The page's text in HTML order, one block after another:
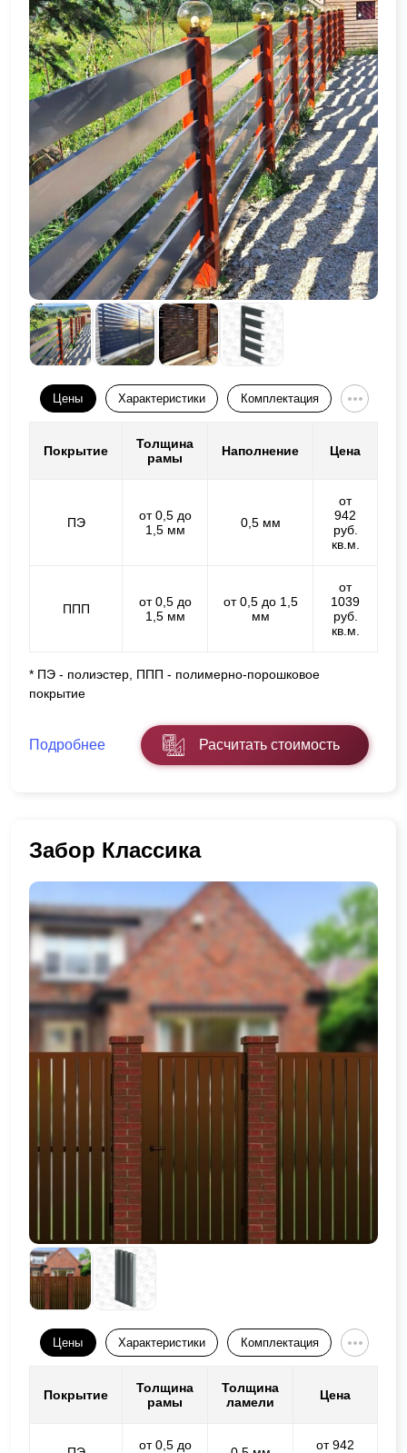
Цены Характеристики Комплектация
Покрытие
Толщина
рамы
Наполнение Цена
ПЭ
от 0,5 до
1,5 мм
0,5 мм
от
942
руб.
кв.м.
ППП
от 0,5 до
1,5 мм
от 0,5 до 1,5
мм
от
1039
руб.
кв.м.
* ПЭ - полиэстер, ППП - полимерно-порошковое
покрытие
Подробнее Расчитать стоимость
Забор Классика
Цены Характеристики Комплектация
Покрытие
Толщина
рамы
Толщина
ламели
Цена
от 0,5 до
от 942